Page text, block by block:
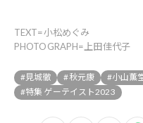
TEXT=小松めぐみ
PHOTOGRAPH=上田佳代子
#見城徹 #秋元康 #小山薫
#特集 ゲーテイスト2023